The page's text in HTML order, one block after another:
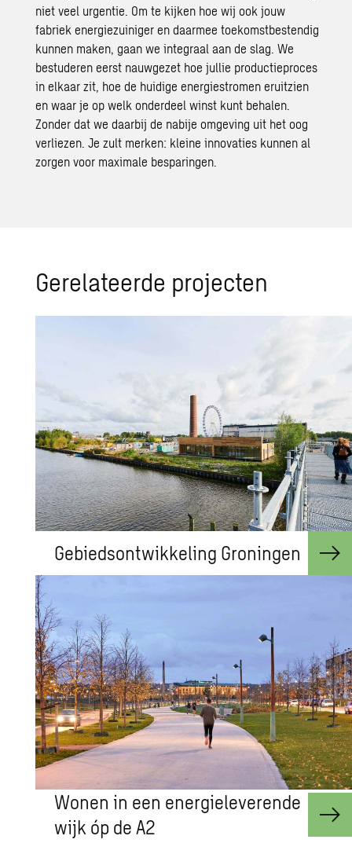
niet veel urgentie. Om te kijken hoe wij ookjouw
fabriek energiezuiniger en daarmee toekomstbestendig
kunnen maken, gaan we integraal aan de slag. We
bestuderen eerst nauwgezet hoejullie productieproces
in elkaar zit, hoe de huidige energiestromen eruitzien
en waar je op welk onderdeel winst kunt behalen.
Zonder dat we daarbij de nabije omgeving uit het oog
verliezen. Je zult merken: kleine innovaties kunnen al
zorgen voor maximale besparingen.
Ge­re­la­teer­de pro­jec­ten
Gebiedsontwikkeling Groningen
Wonen in een energieleverende
wijk óp de A2